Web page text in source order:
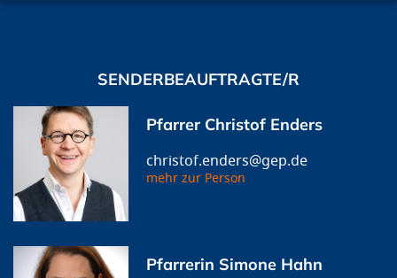
SENDERBEAUFTRAGTE/R
Pfarrer Christof Enders
christof.enders@gep.de
mehr zur Person
Pfarrerin Simone Hahn